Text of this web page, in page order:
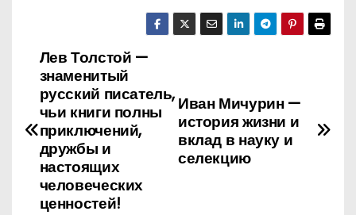
Н
в
Иван Мичурин —
история жизни и
вклад в науку и
селекцию
Лев Толстой —
знаменитый
русский писатель,
чьи книги полны
приключений,
дружбы и
настоящих
человеческих
ценностей!